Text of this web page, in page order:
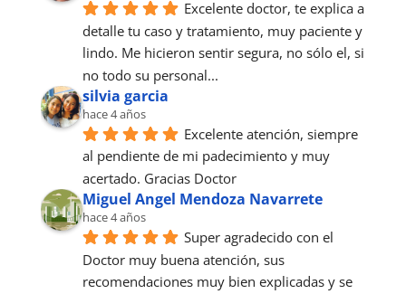
Excelente doctor, te explica a
detalle tu caso y tratamiento, muy paciente y
lindo. Me hicieron sentir segura, no sólo el, si
no todo su personal...
silvia garcia
hace 4 años
Excelente atención, siempre
al pendiente de mi padecimiento y muy
acertado. Gracias Doctor
Miguel Angel Mendoza Navarrete
hace 4 años
Super agradecido con el
Doctor muy buena atención, sus
recomendaciones muy bien explicadas y se